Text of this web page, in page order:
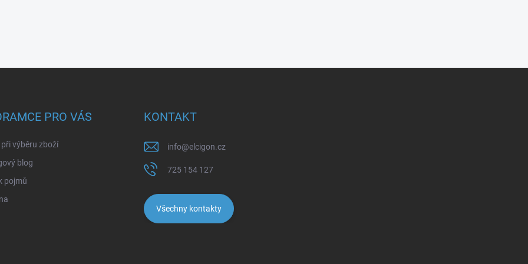
PRO VÁS
při výběru zboží
blog
pojmů
KONTAKT
info@elcigon.cz
725 154 127
Všechny kontakty